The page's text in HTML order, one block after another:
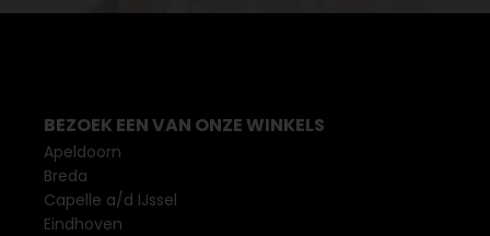
BEZOEK EEN VAN ONZE WINKELS
Apeldoorn
Breda
Capelle a/d IJssel
Eindhoven